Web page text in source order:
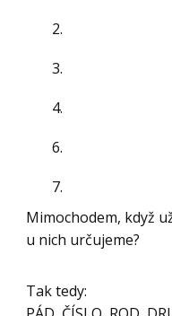
2.
3.
4.
6.
7.
Mimochodem, když
u nich určujeme?
Tak tedy: